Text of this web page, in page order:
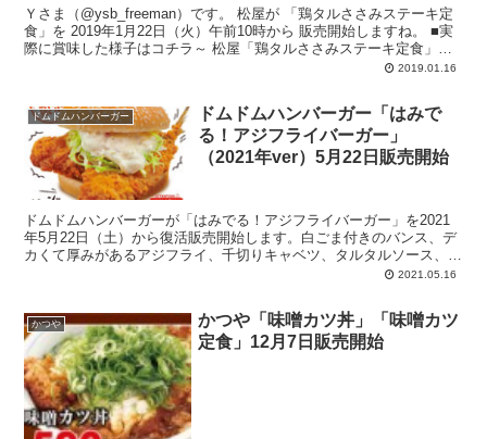
Ｙさま（@ysb_freeman）です。 松屋が 「鶏タルささみステーキ定
食」を 2019年1月22日（火）午前10時から 販売開始しますね。 ■実
際に賞味した様子はコチラ～ 松屋「鶏タルささみステーキ定食」を
2019.01.16
ドムドムハンバーガー
ドムドムハンバーガー「はみで
る！アジフライバーガー」
（2021年ver）5月22日販売開始
ドムドムハンバーガーが「はみでる！アジフライバーガー」を2021
年5月22日（土）から復活販売開始します。白ごま付きのバンス、デ
カくて厚みがあるアジフライ、千切りキャベツ、タルタルソース、と
いった構成。アジはオランダ産のニシマアジを使用。日本近海のマア
2021.05.16
かつや
かつや「味噌カツ丼」「味噌カツ
定食」12月7日販売開始